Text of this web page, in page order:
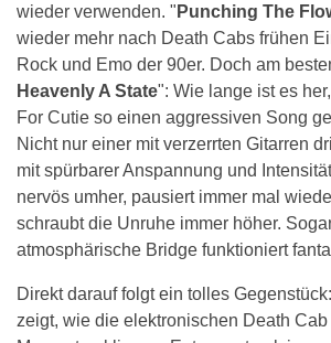
wieder verwenden. " Punching The
wieder mehr nach Death Cabs frühen
Rock und Emo der 90er. Doch am
Heavenly A State": Wie lange ist es
For Cutie so einen aggressiven Song
Nicht nur einer mit verzerrten Gitarren
mit spürbarer Anspannung und
nervös umher, pausiert immer mal
schraubt die Unruhe immer höher.
atmosphärische Bridge funktioniert
Direkt darauf folgt ein tolles
zeigt, wie die elektronischen Death